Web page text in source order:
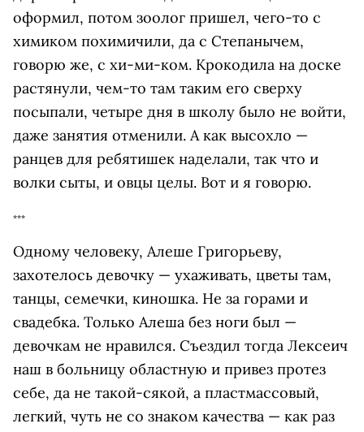
оформил, потом зоолог пришел, чего-то с
химиком похимичили, да с Степанычем,
говорю же, с хи-ми-ком. Крокодила на доске
растянули, чем-то там таким его сверху
посыпали, четыре дня в школу было не войти,
даже занятия отменили. А как высохло —
ранцев для ребятишек наделали, так что и
волки сыты, и овцы целы. Вот и я говорю.
***
Одному человеку, Алеше Григорьеву,
захотелоcь девочку — ухаживать, цветы там,
танцы, семечки, киношка. Не за горами и
свадебка. Только Алеша без ноги был —
девочкам не нравился. Cъездил тогда Лексеич
наш в больницу областную и привез протез
себе, да не такой-сякой, а пластмассовый,
легкий, чуть не со знаком качества — как раз